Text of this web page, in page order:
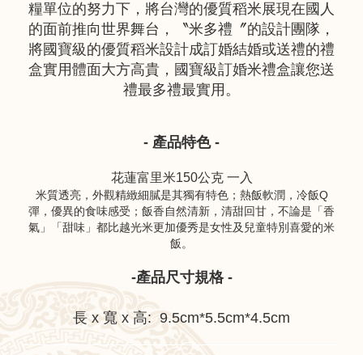
糧單位的努力下，將台灣的優質稻米展現在國人
的面前推向世界舞台，〝米多禮〞的設計團隊，
將國寶級的優質稻米設計成訂婚結婚或送禮的禮
盒實用體面大方高貴，國寶級訂婚米禮盒讓您送
禮最多禮最實用。
- 產品特色 -
花蓮富里米150公克 一入
米質透亮，外觀精緻細膩是其獨有特色；熱飯軟潤，冷飯Q
彈，優異的食味感受；飯香自然清新，清甜回甘，不論是「香
氣」「甜味」都比越光米更加優秀是女性及兒童特別喜愛的米
飯。
-產品尺寸規格 -
長 x 寬 x 高: 9.5cm*5.5cm*4.5cm